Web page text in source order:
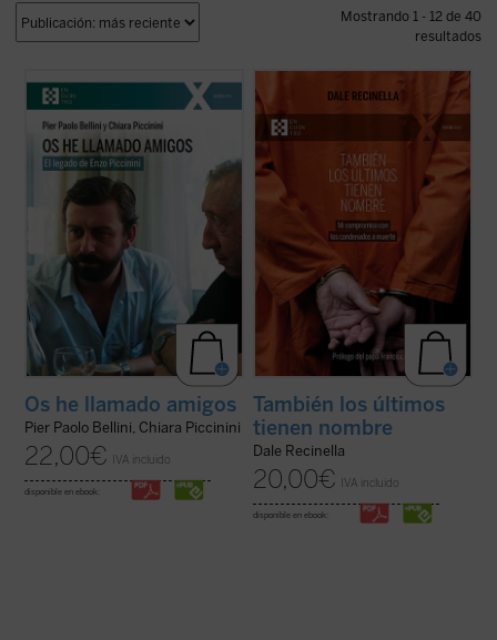
Mostrando 1 - 12 de 40
resultados
¿Quién era Enzo Piccinini, el cirujano que
murió trágicamente en un accidente de
Giussani e incansable impulsor de
numerosas iniciativas religiosas, sociales y
culturales en su región de Emilia Romaña y
(ver ficha)
Os he llamado amigos
Pier Paolo Bellini, Chiara Piccinini
22,00€ IVA incluido
disponible en ebook:
Recinella nos invita a ver lo que casi nadie
quiere mirar: el rostro humano detrás de
una sentencia, el clamor que ningún
tribunal alcanza a oír. Mientras el tiempo se
acerca a su final, él permanece junto ...
(ver
ficha)
También los últimos
tienen nombre
Dale Recinella
20,00€ IVA incluido
disponible en ebook: